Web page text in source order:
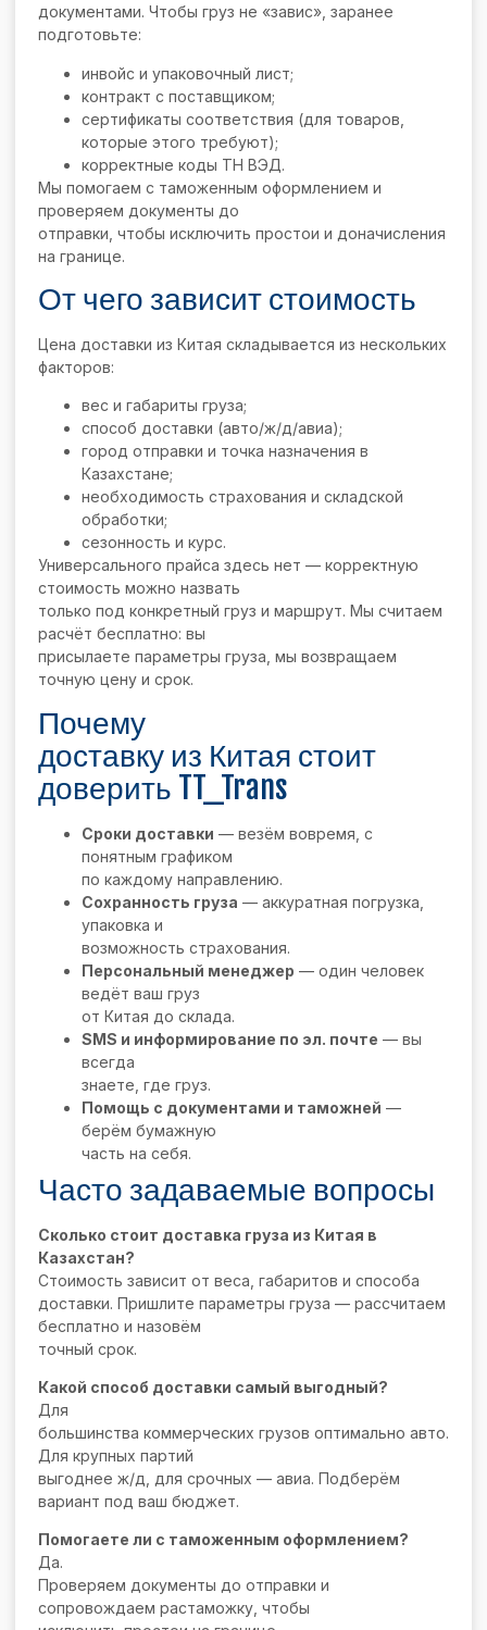
документами. Чтобы груз не «завис», заранее
подготовьте:
инвойс и упаковочный лист;
контракт с поставщиком;
сертификаты соответствия (для товаров,
которые этого требуют);
корректные коды ТН ВЭД.
Мы помогаем с таможенным оформлением и
проверяем документы до
отправки, чтобы исключить простои и доначисления
на границе.
От чего зависит стоимость
Цена доставки из Китая складывается из нескольких
факторов:
вес и габариты груза;
способ доставки (авто/ж/д/авиа);
город отправки и точка назначения в
Казахстане;
необходимость страхования и складской
обработки;
сезонность и курс.
Универсального прайса здесь нет — корректную
стоимость можно назвать
только под конкретный груз и маршрут. Мы считаем
расчёт бесплатно: вы
присылаете параметры груза, мы возвращаем
точную цену и срок.
Почему
доставку из Китая стоит
доверить TT_Trans
Сроки доставки — везём вовремя, с
понятным графиком
по каждому направлению.
Сохранность груза — аккуратная погрузка,
упаковка и
возможность страхования.
Персональный менеджер — один человек
ведёт ваш груз
от Китая до склада.
SMS и информирование по эл. почте — вы
всегда
знаете, где груз.
Помощь с документами и таможней —
берём бумажную
часть на себя.
Часто задаваемые вопросы
Сколько стоит доставка груза из Китая в
Казахстан?
Стоимость зависит от веса, габаритов и способа
доставки. Пришлите параметры груза — рассчитаем
бесплатно и назовём
точный срок.
Какой способ доставки самый выгодный?
Для
большинства коммерческих грузов оптимально авто.
Для крупных партий
выгоднее ж/д, для срочных — авиа. Подберём
вариант под ваш бюджет.
Помогаете ли с таможенным оформлением?
Да.
Проверяем документы до отправки и
сопровождаем растаможку, чтобы